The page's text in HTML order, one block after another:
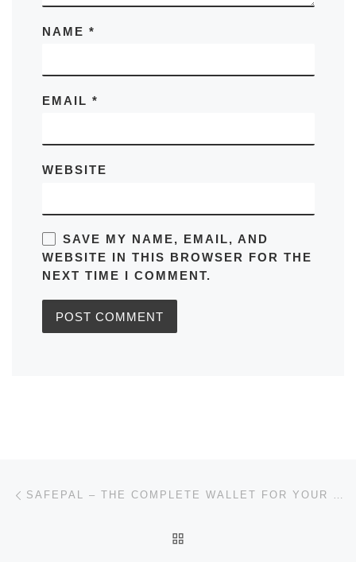
NAME *
EMAIL *
WEBSITE
SAVE MY NAME, EMAIL, AND
WEBSITE IN THIS BROWSER FOR THE
NEXT TIME I COMMENT.
Post navigation SAFEPAL – THE COMPLETE WALLET FOR YOUR CRYPTOCURRENCY